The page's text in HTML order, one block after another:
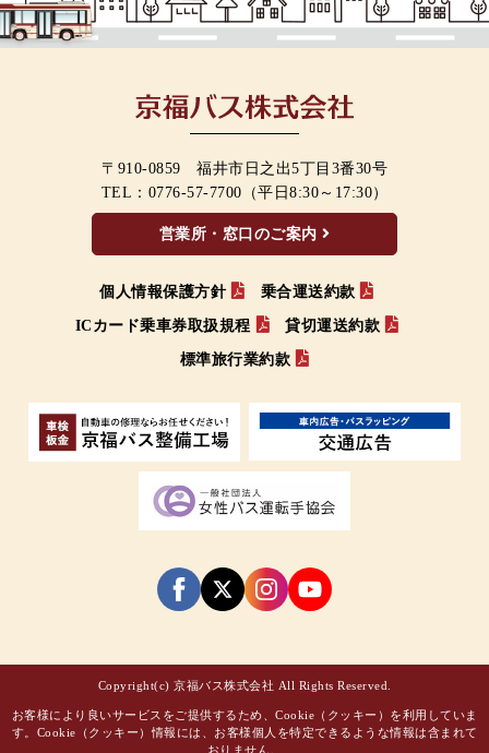
〒910-0859 福井市日之出5丁目3番30号
TEL： 0776-57-7700 （平日8:30～17:30）
営業所・窓口のご案内
個人情報保護方針 乗合運送約款
ICカード乗車券取扱規程 貸切運送約款
標準旅行業約款
Copyright(c) 京福バス株式会社 All Rights Reserved.
お客様により良いサービスをご提供するため、Cookie（クッキー）を利用していま
す。Cookie（クッキー）情報には、お客様個人を特定できるような情報は含まれて
おりません。